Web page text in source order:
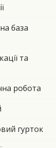
база
та
робота
гурток